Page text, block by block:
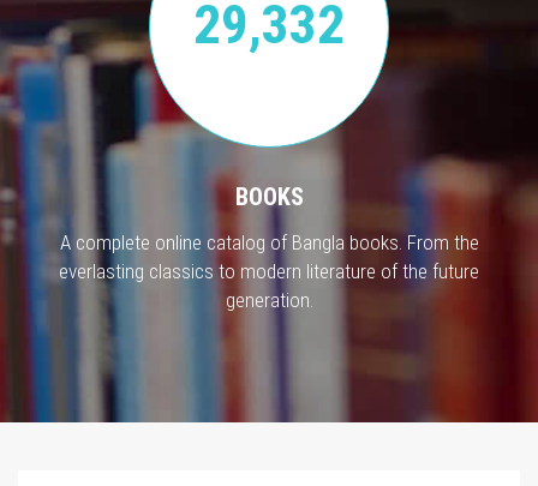
29,332
BOOKS
A complete online catalog of Bangla books. From the
everlasting classics to modern literature of the future
generation.